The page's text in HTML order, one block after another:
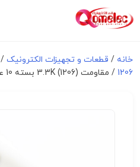
خانه / قطعات و تجهیزات الکترونیک/
1206 / مقاومت 3.3K (1206) بسته 10 عددی